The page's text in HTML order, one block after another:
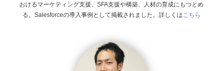
おけるマーケティング支援、SFA支援や構築、人材の育成にもつとめ
る。Salesforceの導入事例として掲載されました。詳しくは こちら